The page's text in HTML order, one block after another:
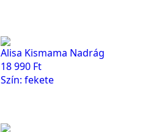
Alisa Kismama Nadrág
18 990 Ft
Szín: fekete